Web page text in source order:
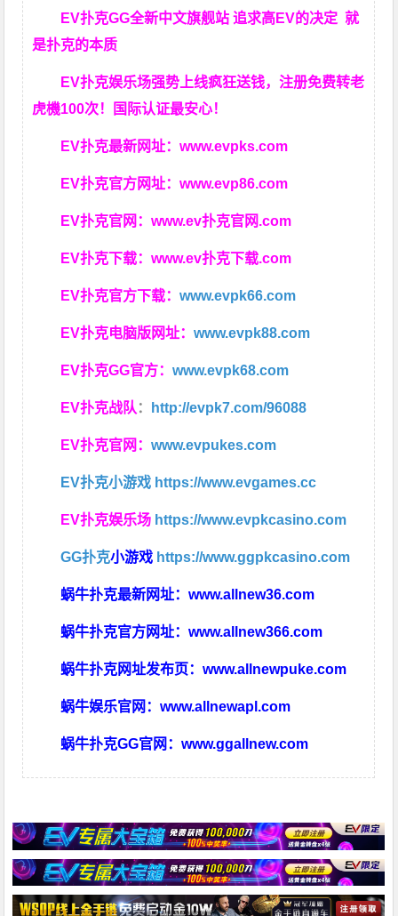
EV扑克GG全新中文旗舰站 追求高EV的决定就
是扑克的本质
EV扑克娱乐场强势上线疯狂送钱，注册免费转老
虎機100次！国际认证最安心！
EV扑克最新网址：www.evpks.com
EV扑克官方网址：www.evp86.com
EV扑克官网：www.ev扑克官网.com
EV扑克下载：www.ev扑克下载.com
EV扑克官方下载：www.evpk66.com
EV扑克电脑版网址：www.evpk88.com
EV扑克GG官方：www.evpk68.com
EV扑克战队 ： http://evpk7.com/96088
EV扑克官网：www.evpukes.com
EV扑克小游戏 https://www.evgames.cc
EV扑克娱乐场 https://www.evpkcasino.com
GG扑克小游戏 https://www.ggpkcasino.com
蜗牛扑克最新网址：www.allnew36.com
蜗牛扑克官方网址：www.allnew366.com
蜗牛扑克网址发布页：www.allnewpuke.com
蜗牛娱乐官网：www.allnewapl.com
蜗牛扑克GG官网：www.ggallnew.com